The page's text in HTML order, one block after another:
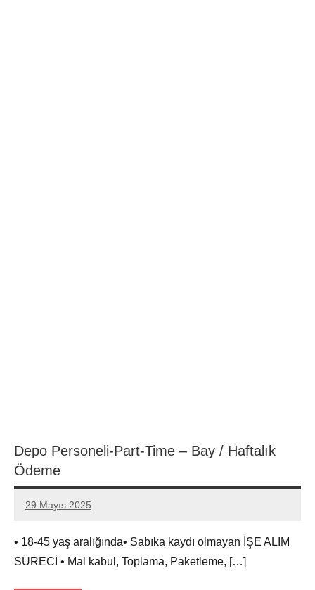
Depo Personeli-Part-Time – Bay / Haftalık
Ödeme
29 Mayıs 2025
admin
Yorum
• 18-45 yaş aralığında• Sabıka kaydı olmayan İŞE ALIM
SÜRECİ • Mal kabul, Toplama, Paketleme, […]